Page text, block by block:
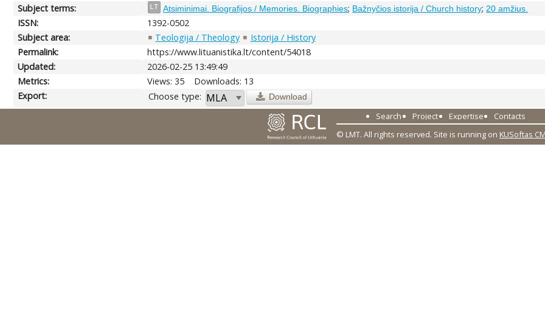
Subject terms:
LT Atsiminimai. Biografijos / Memories. Biographies; Bažnyčios istorija / Church history; 20 amžius.
ISSN:
1392-0502
Subject area:
Teologija / Theology
Istorija / History
Permalink:
https://www.lituanistika.lt/content/54018
Updated:
2026-02-25 13:49:49
Metrics:
Views: 35
Downloads: 13
Export:
Choose type: Download
Search Project Expertise
Contacts
© LMT. All rights reserved. Site is running on KUSoftas